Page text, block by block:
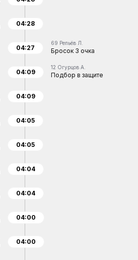
04:28
69 Репьёв Л.
Бросок 3 очка
04:27
12 Огурцов А.
Подбор в защите
04:09
04:09
04:05
04:05
04:04
04:04
04:00
04:00